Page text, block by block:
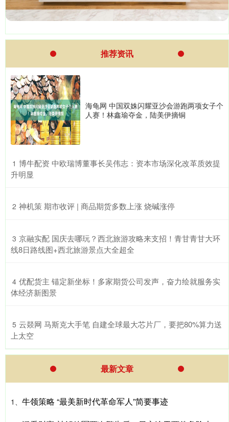
推荐资讯
海龟网 中国双姝闪耀亚沙会游跑两项女子个
人赛！林鑫瑜夺金，陆美伊摘铜
1 ​博牛配资 中欧瑞博董事长吴伟志：资本市场深化改革质效提
升明显
2 ​神机策 期市收评 | 商品期货多数上涨 烧碱涨停
3 ​京融实配 国庆去哪玩？西北旅游攻略来支招！青甘青甘大环
线8日路线图+西北旅游景点大全超全
4 ​优配货主 锚定新坐标！多家期货公司发声，奋力绘就服务实
体经济新图景
5 ​云燚网 马斯克大手笔 自建全球最大芯片厂，要把80%算力送
上太空
最新文章
1、 牛领策略 “最美新时代革命军人”简要事迹